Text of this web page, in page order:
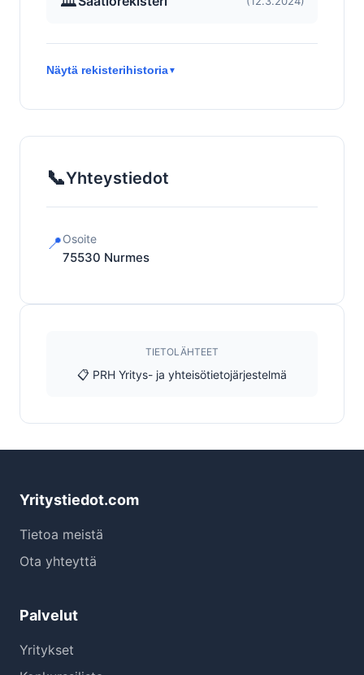
Näytä rekisterihistoria▼
📞Yhteystiedot
📍Osoite
75530 Nurmes
TIETOLÄHTEET
📋 PRH Yritys- ja yhteisötietojärjestelmä
Yritystiedot.com
Tietoa meistä
Ota yhteyttä
Palvelut
Yritykset